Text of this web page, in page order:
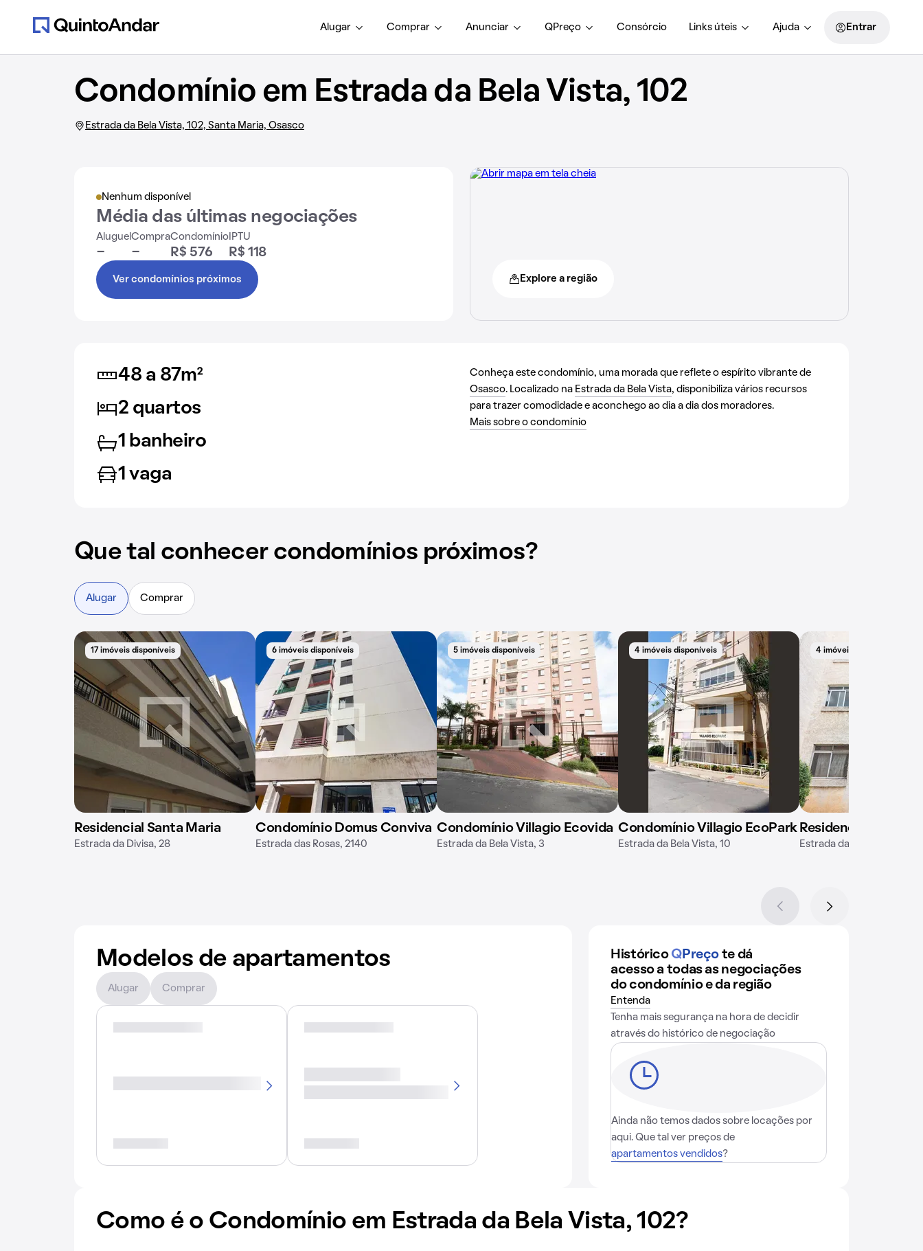
Alugar Comprar Anunciar QPreço Consórcio Links úteis Ajuda Entrar
Condomínio em Estrada da Bela Vista, 102
Estrada da Bela Vista, 102, Santa Maria, Osasco
Nenhum disponível
Média das últimas negociações
Aluguel
-
Compra
-
Condomínio
R$ 576
IPTU
R$ 118
Ver condomínios próximos Explore a região
48 a 87m²
2 quartos
1 banheiro
1 vaga
Conheça este condomínio, uma morada que reflete o espírito vibrante de
Osasco. Localizado na Estrada da Bela Vista, disponibiliza vários recursos
para trazer comodidade e aconchego ao dia a dia dos moradores.
Mais sobre o condomínio
Que tal conhecer condomínios próximos?
Alugar Comprar
17 imóveis disponíveis
Residencial Santa Maria
Estrada da Divisa, 28
6 imóveis disponíveis
Condomínio Domus Conviva
Estrada das Rosas, 2140
5 imóveis disponíveis
Condomínio Villagio Ecovida
Estrada da Bela Vista, 3
4 imóveis disponíveis
Condomínio Villagio EcoPark
Estrada da Bela Vista, 10
4 imóveis disponíveis
Residencial
Estrada das Rosas, 2010
Modelos de apartamentos
Alugar Comprar
Histórico QPreço te dá
acesso a todas as negociações
do condomínio e da região
Entenda
Tenha mais segurança na hora de decidir
através do histórico de negociação
Ainda não temos dados sobre locações por
aqui. Que tal ver preços de
apartamentos vendidos?
Como é o Condomínio em Estrada da Bela Vista, 102?